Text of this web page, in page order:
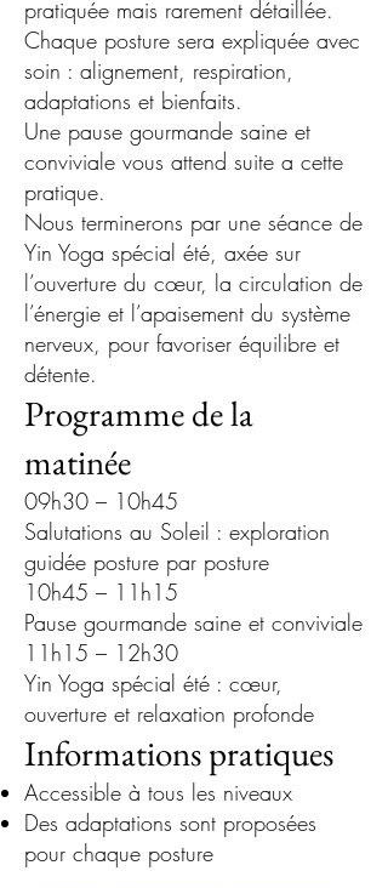
pratiquée mais rarement détaillée.
Chaque posture sera expliquée avec
soin : alignement, respiration,
adaptations et bienfaits.
Une pause gourmande saine et
conviviale vous attend suite a cette
pratique.
Nous terminerons par une séance de
Yin Yoga spécial été, axée sur
l’ouverture du cœur, la circulation de
l’énergie et l’apaisement du système
nerveux, pour favoriser équilibre et
détente.
Programme de la
matinée
09h30 – 10h45
Salutations au Soleil : exploration
guidée posture par posture
10h45 – 11h15
Pause gourmande saine et conviviale
11h15 – 12h30
Yin Yoga spécial été : cœur,
ouverture et relaxation profonde
Informations pratiques
Accessible à tous les niveaux
Des adaptations sont proposées
pour chaque posture